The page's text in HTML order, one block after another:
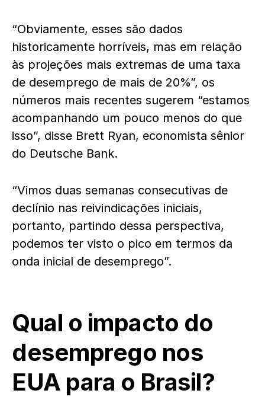
“Obviamente, esses são dados
historicamente horríveis, mas em relação
às projeções mais extremas de uma taxa
de desemprego de mais de 20%”, os
números mais recentes sugerem “estamos
acompanhando um pouco menos do que
isso”, disse Brett Ryan, economista sênior
do Deutsche Bank.
“Vimos duas semanas consecutivas de
declínio nas reivindicações iniciais,
portanto, partindo dessa perspectiva,
podemos ter visto o pico em termos da
onda inicial de desemprego”.
Qual o impacto do
desemprego nos
EUA para o Brasil?